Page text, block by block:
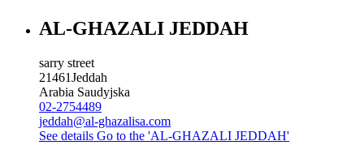
AL-GHAZALI JEDDAH
sarry street
21461Jeddah
Arabia Saudyjska
02-2754489
jeddah@al-ghazalisa.com
See details Go to the 'AL-GHAZALI JEDDAH'